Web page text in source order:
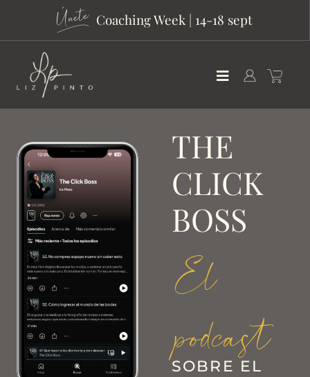
Coaching Week | 14-18 sept
THE
CLICK
BOSS
El
podcast
SOBRE EL